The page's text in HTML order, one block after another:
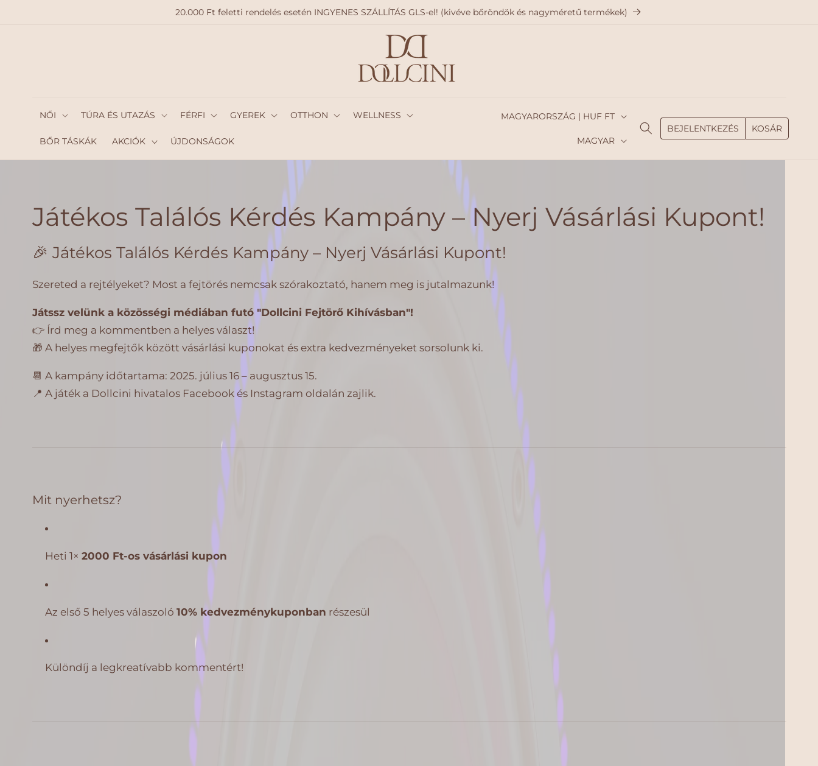
□
20.000 Ft feletti rendelés esetén INGYENES SZÁLLÍTÁS GLS-el! (kivéve bőröndök és nagyméretű termékek)
NŐI TÚRA ÉS UTAZÁS FÉRFI GYEREK OTTHON WELLNESS
BŐR TÁSKÁK AKCIÓK ÚJDONSÁGOK
O
g
/
r
é
g
i
ó
MAGYARORSZÁG | HUF FT
N
y
v
MAGYAR
BEJELENTKEZÉS KOSÁR
Játékos Találós Kérdés Kampány – Nyerj Vásárlási Kupont!
🎉 Játékos Találós Kérdés Kampány – Nyerj Vásárlási Kupont!
Szereted a rejtélyeket? Most a fejtörés nemcsak szórakoztató, hanem meg is jutalmazunk!
Játssz velünk a közösségi médiában futó "Dollcini Fejtörő Kihívásban"!
👉 Írd meg a kommentben a helyes választ!
🎁 A helyes megfejtők között vásárlási kuponokat és extra kedvezményeket sorsolunk ki.
📆 A kampány időtartama: 2025. július 16 – augusztus 15.
📍 A játék a Dollcini hivatalos Facebook és Instagram oldalán zajlik.
Mit nyerhetsz?
Heti 1× 2000 Ft-os vásárlási kupon
Az első 5 helyes válaszoló 10% kedvezménykuponban részesül
Különdíj a legkreatívabb kommentért!